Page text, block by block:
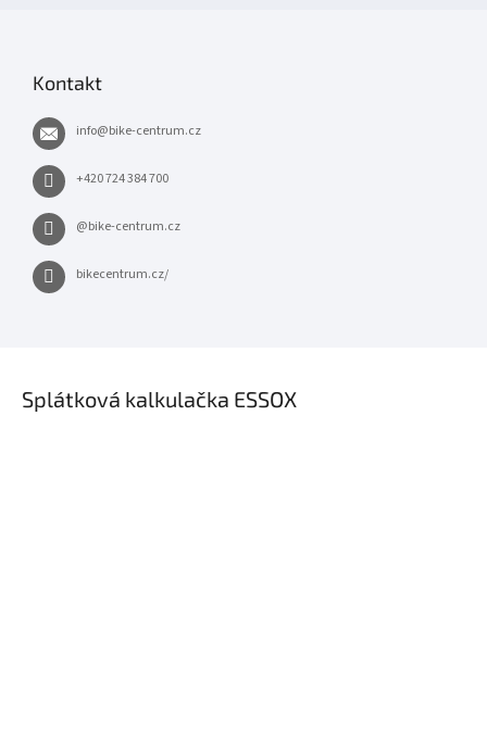
Kontakt
info@bike-centrum.cz
+420 724 384 700
@bike-centrum.cz
bikecentrum.cz/
Splátková kalkulačka ESSOX